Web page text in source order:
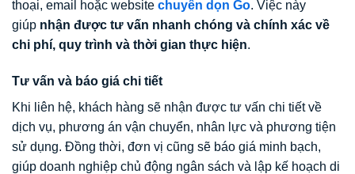
thoại, email hoặc website chuyển dọn Go. Việc này
giúp nhận được tư vấn nhanh chóng và chính xác về
chi phí, quy trình và thời gian thực hiện.
Tư vấn và báo giá chi tiết
Khi liên hệ, khách hàng sẽ nhận được tư vấn chi tiết về
dịch vụ, phương án vận chuyển, nhân lực và phương tiện
sử dụng. Đồng thời, đơn vị cũng sẽ báo giá minh bạch,
giúp doanh nghiệp chủ động ngân sách và lập kế hoạch di